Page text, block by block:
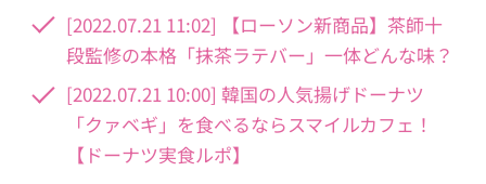
[2022.07.21 11:02] 【ローソン新商品】茶師十
段監修の本格「抹茶ラテバー」一体どんな味？
[2022.07.21 10:00] 韓国の人気揚げドーナツ
「クァベギ」を食べるならスマイルカフェ！
【ドーナツ実食ルポ】